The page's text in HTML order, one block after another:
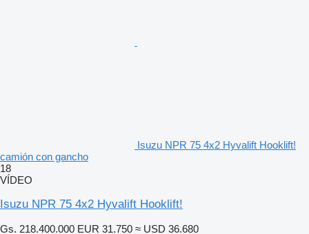
Isuzu NPR 75 4x2 Hyvalift Hooklift!
camión con gancho
18
VÍDEO
Isuzu NPR 75 4x2 Hyvalift Hooklift!
Gs. 218.400.000 EUR 31.750 ≈ USD 36.680